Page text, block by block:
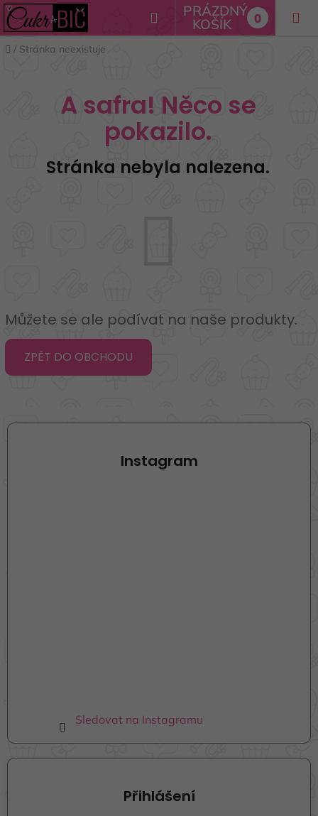
Přejít
na
obsah
Hledat
NÁKUPNÍ
PRÁZDNÝ
KOŠÍK 0
Domů
/ Stránka neexistuje
A safra! Něco se
pokazilo.
Stránka nebyla nalezena.
Můžete se ale podívat na naše produkty.
ZPĚT DO OBCHODU
á
Instagram
Sledovat na Instagramu
Přihlášení